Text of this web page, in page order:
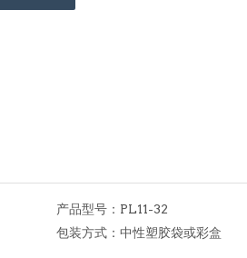
产品型号： PL11-32
包装方式： 中性塑胶袋或彩盒